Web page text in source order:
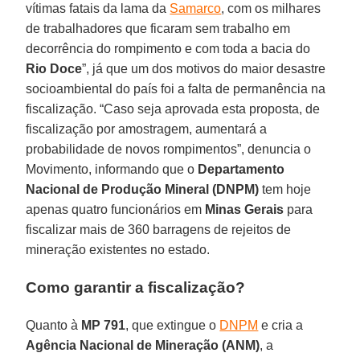
vítimas fatais da lama da Samarco, com os milhares
de trabalhadores que ficaram sem trabalho em
decorrência do rompimento e com toda a bacia do
Rio Doce”, já que um dos motivos do maior desastre
socioambiental do país foi a falta de permanência na
fiscalização. “Caso seja aprovada esta proposta, de
fiscalização por amostragem, aumentará a
probabilidade de novos rompimentos”, denuncia o
Movimento, informando que o Departamento
Nacional de Produção Mineral (DNPM) tem hoje
apenas quatro funcionários em Minas Gerais para
fiscalizar mais de 360 barragens de rejeitos de
mineração existentes no estado.
Como garantir a fiscalização?
Quanto à MP 791, que extingue o DNPM e cria a
Agência Nacional de Mineração (ANM), a